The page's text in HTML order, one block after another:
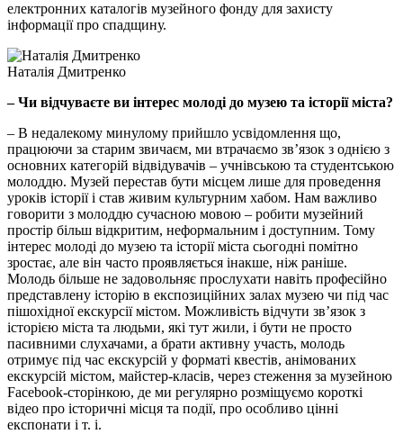
електронних каталогів музейного фонду для захисту
інформації про спадщину.
Наталія Дмитренко
– Чи відчуваєте ви інтерес молоді до музею та історії міста?
– В недалекому минулому прийшло усвідомлення що,
працюючи за старим звичаєм, ми втрачаємо зв’язок з однією з
основних категорій відвідувачів – учнівською та студентською
молоддю. Музей перестав бути місцем лише для проведення
уроків історії і став живим культурним хабом. Нам важливо
говорити з молоддю сучасною мовою – робити музейний
простір більш відкритим, неформальним і доступним. Тому
інтерес молоді до музею та історії міста сьогодні помітно
зростає, але він часто проявляється інакше, ніж раніше.
Молодь більше не задовольняє прослухати навіть професійно
представлену історію в експозиційних залах музею чи під час
пішохідної екскурсії містом. Можливість відчути зв’язок з
історією міста та людьми, які тут жили, і бути не просто
пасивними слухачами, а брати активну участь, молодь
отримує під час екскурсій у форматі квестів, анімованих
екскурсій містом, майстер-класів, через стеження за музейною
Facebook-сторінкою, де ми регулярно розміщуємо короткі
відео про історичні місця та події, про особливо цінні
експонати і т. і.